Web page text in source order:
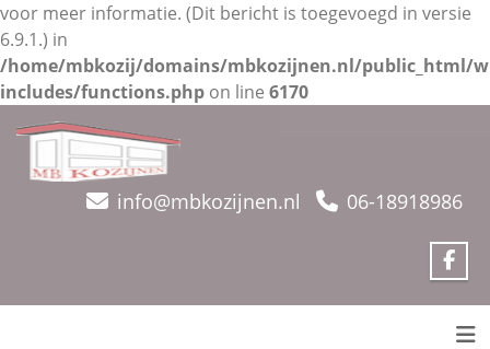
voor meer informatie. (Dit bericht is toegevoegd in versie
6.9.1.) in
/home/mbkozij/domains/mbkozijnen.nl/public_html/
includes/functions.php on line 6170
content
info@mbkozijnen.nl 06-18918986